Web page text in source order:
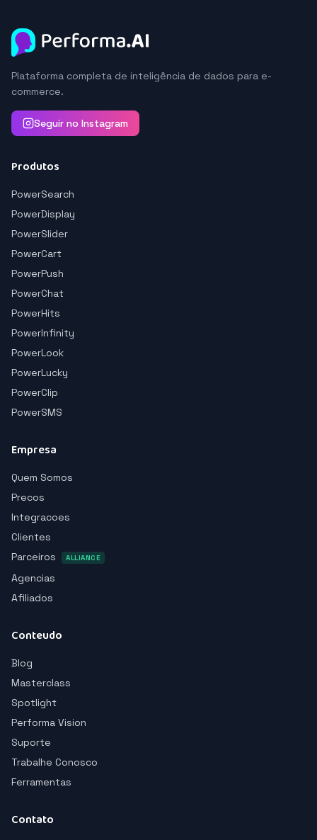
Plataforma completa de inteligência de dados para e-
commerce.
Seguir no Instagram
Produtos
PowerSearch
PowerDisplay
PowerSlider
PowerCart
PowerPush
PowerChat
PowerHits
PowerInfinity
PowerLook
PowerLucky
PowerClip
PowerSMS
Empresa
Quem Somos
Precos
Integracoes
Clientes
Parceiros
ALLIANCE
Agencias
Afiliados
Conteudo
Blog
Masterclass
Spotlight
Performa Vision
Suporte
Trabalhe Conosco
Ferramentas
Contato